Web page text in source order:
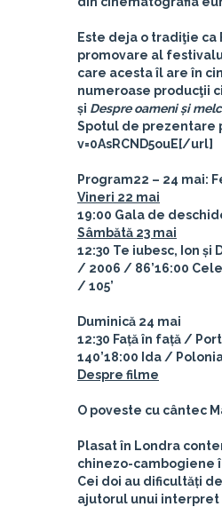
Este deja o tradiţie ca
promovare al
care acesta îl are în
numeroase producţii
și Despre oameni și
Spotul de prezentare
v=0AsRCND5ouE[/url]
Program22 – 24 mai:
Vineri 22 mai
19:00 Gala de
Sâmbătă 23 mai
12:30 Te iubesc, Ion și
/ 2006 / 86’16:00
/ 105’
Duminică 24 mai
12:30 Față în față /
140’18:00 Ida /
Despre filme
O poveste cu cântec
Plasat în Londra
chinezo-cambogiene
Cei doi au dificultăți
ajutorul unui interpret